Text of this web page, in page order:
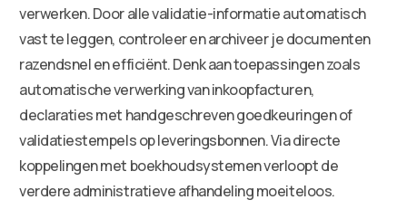
verwerken. Door alle validatie-informatie automatisch
vast te leggen, controleer en archiveer je documenten
razendsnel en efficiënt. Denk aan toepassingen zoals
automatische verwerking van inkoopfacturen,
declaraties met handgeschreven goedkeuringen of
validatiestempels op leveringsbonnen. Via directe
koppelingen met boekhoudsystemen verloopt de
verdere administratieve afhandeling moeiteloos.